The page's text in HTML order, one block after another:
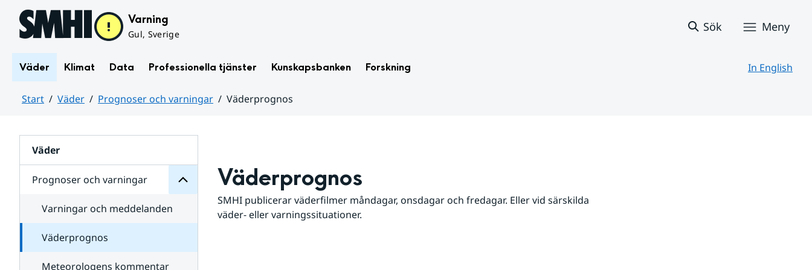
Hoppa till sidans innehåll Varning
Gul, Sverige
Sök Meny
Väder Klimat Data Professionella tjänster Kunskapsbanken Forskning In English
Start Väder Prognoser och varningar
Väderprognos
Väder
Prognoser och varningar
för
varningar
Varningar och meddelanden
Väderprognos
Meteorologens kommentar
Väderprognos
SMHI publicerar väderfilmer måndagar, onsdagar och fredagar. Eller vid särskilda
väder- eller varningssituationer.